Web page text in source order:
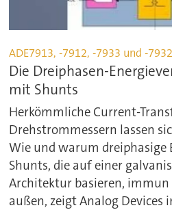
ADE7913, -7912, -7933 und -7932
Die Dreiphasen-
mit Shunts
Herkömmliche Current-
Drehstrommessern lassen
Wie und warum dreiphasige
Shunts, die auf einer
Architektur basieren, immun
außen, zeigt Analog Devices